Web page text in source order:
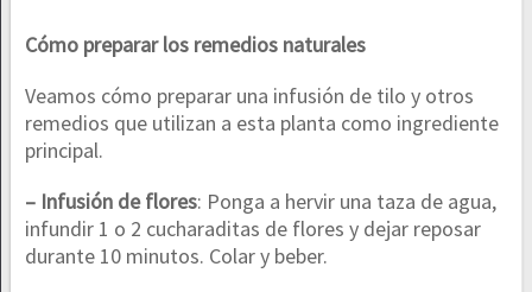
Cómo preparar los remedios naturales
Veamos cómo preparar una infusión de tilo y otros
remedios que utilizan a esta planta como ingrediente
principal.
– Infusión de flores: Ponga a hervir una taza de agua,
infundir 1 o 2 cucharaditas de flores y dejar reposar
durante 10 minutos. Colar y beber.